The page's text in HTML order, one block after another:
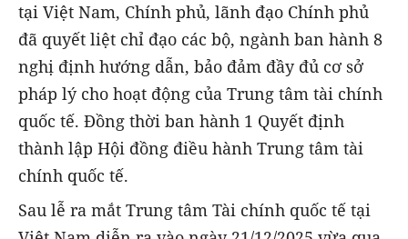
tại Việt Nam, Chính phủ, lãnh đạo Chính phủ
đã quyết liệt chỉ đạo các bộ, ngành ban hành 8
nghị định hướng dẫn, bảo đảm đầy đủ cơ sở
pháp lý cho hoạt động của Trung tâm tài chính
quốc tế. Đồng thời ban hành 1 Quyết định
thành lập Hội đồng điều hành Trung tâm tài
chính quốc tế.
Sau lễ ra mắt Trung tâm Tài chính quốc tế tại